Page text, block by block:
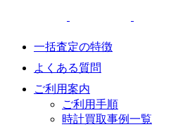
一括査定の特徴
よくある質問
ご利用案内
ご利用手順
時計買取事例一覧